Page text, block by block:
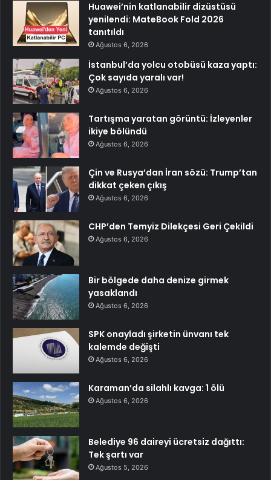
Huawei’nin katlanabilir dizüstüsü
yenilendi: MateBook Fold 2026
tanıtıldı
Ağustos 6, 2026
İstanbul’da yolcu otobüsü kaza yaptı:
Çok sayıda yaralı var!
Ağustos 6, 2026
Tartışma yaratan görüntü: İzleyenler
ikiye bölündü
Ağustos 6, 2026
Çin ve Rusya’dan İran sözü: Trump’tan
dikkat çeken çıkış
Ağustos 6, 2026
CHP’den Temyiz Dilekçesi Geri Çekildi
Ağustos 6, 2026
Bir bölgede daha denize girmek
yasaklandı
Ağustos 6, 2026
SPK onayladı şirketin ünvanı tek
kalemde değişti
Ağustos 6, 2026
Karaman’da silahlı kavga: 1 ölü
Ağustos 6, 2026
Belediye 96 daireyi ücretsiz dağıttı:
Tek şartı var
Ağustos 5, 2026